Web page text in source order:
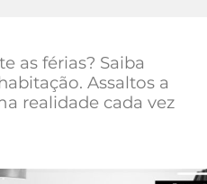
as férias? Saiba
Assaltos a
realidade cada vez